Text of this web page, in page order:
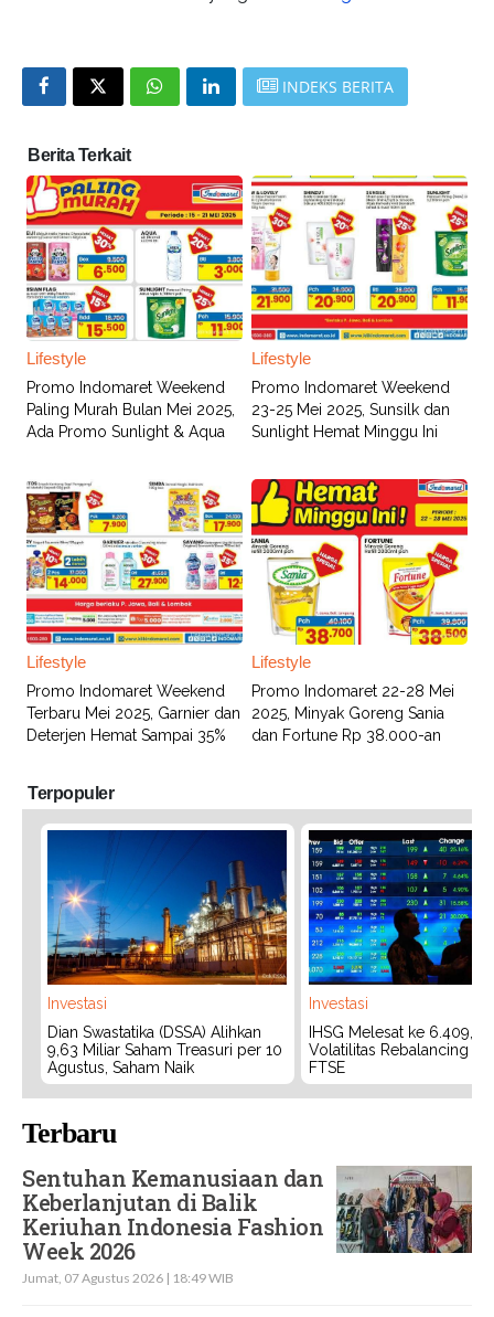
INDEKS BERITA
Berita Terkait
Lifestyle
Promo Indomaret Weekend
Paling Murah Bulan Mei 2025,
Ada Promo Sunlight & Aqua
Lifestyle
Promo Indomaret Weekend
23-25 Mei 2025, Sunsilk dan
Sunlight Hemat Minggu Ini
Lifestyle
Promo Indomaret Weekend
Terbaru Mei 2025, Garnier dan
Deterjen Hemat Sampai 35%
Lifestyle
Promo Indomaret 22-28 Mei
2025, Minyak Goreng Sania
dan Fortune Rp 38.000-an
Terpopuler
Investasi
Dian Swastatika (DSSA) Alihkan
9,63 Miliar Saham Treasuri per 10
Agustus, Saham Naik
Investasi
IHSG Melesat ke 6.409,
Volatilitas Rebalancing
FTSE
Terbaru
Sentuhan Kemanusiaan dan
Keberlanjutan di Balik
Keriuhan Indonesia Fashion
Week 2026
Jumat, 07 Agustus 2026 | 18:49 WIB